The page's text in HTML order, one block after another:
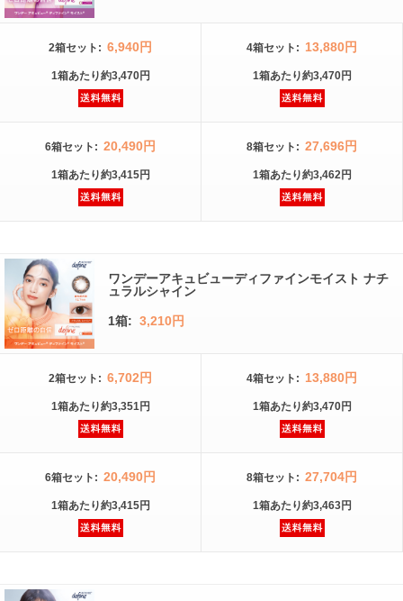
2箱セット : 6,940円
1箱あたり約3,470円
4箱セット : 13,880円
1箱あたり約3,470円
6箱セット : 20,490円
1箱あたり約3,415円
8箱セット : 27,696円
1箱あたり約3,462円
ワンデーアキュビューディファインモイスト ナチ
ュラルシャイン
1箱: 3,210円
2箱セット : 6,702円
1箱あたり約3,351円
4箱セット : 13,880円
1箱あたり約3,470円
6箱セット : 20,490円
1箱あたり約3,415円
8箱セット : 27,704円
1箱あたり約3,463円